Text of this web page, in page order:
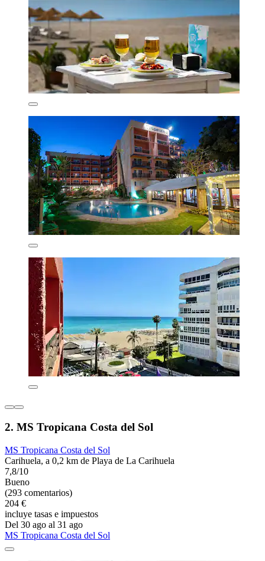
2. MS Tropicana Costa del Sol
MS Tropicana Costa del Sol
Carihuela, a 0,2 km de Playa de La Carihuela
7,8/10
Bueno
(293 comentarios)
204 €
incluye tasas e impuestos
Del 30 ago al 31 ago
MS Tropicana Costa del Sol